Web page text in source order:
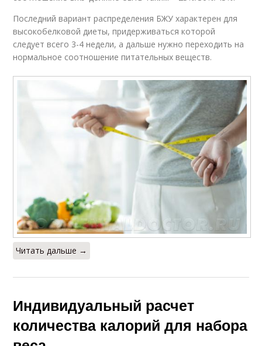
Последний вариант распределения БЖУ характерен для
высокобелковой диеты, придерживаться которой
следует всего 3-4 недели, а дальше нужно переходить на
нормальное соотношение питательных веществ.
Читать дальше →
Индивидуальный расчет
количества калорий для набора